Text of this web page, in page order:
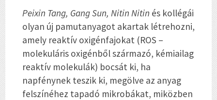
Peixin Tang, Gang Sun, Nitin Nitin és kollégái
olyan új pamutanyagot akartak létrehozni,
amely reaktív oxigénfajokat (ROS –
molekuláris oxigénből származó, kémiailag
reaktív molekulák) bocsát ki, ha
napfénynek teszik ki, megölve az anyag
felszínéhez tapadó mikrobákat, miközben